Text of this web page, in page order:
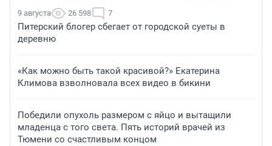
9 августа 26 598 7
Питерский блогер сбегает от городской суеты в
деревню
«Как можно быть такой красивой?» Екатерина
Климова взволновала всех видео в бикини
Победили опухоль размером с яйцо и вытащили
младенца с того света. Пять историй врачей из
Тюмени со счастливым концом